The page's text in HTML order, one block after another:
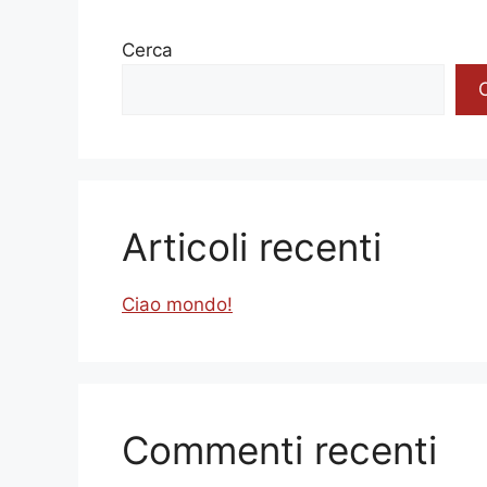
Cerca
Articoli recenti
Ciao mondo!
Commenti recenti